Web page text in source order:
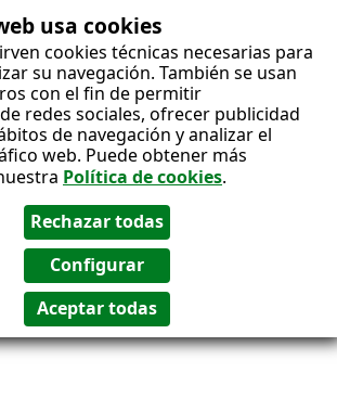
usa cookies
cookies técnicas necesarias para
su navegación. También se usan
con el fin de permitir
redes sociales, ofrecer publicidad
de navegación y analizar el
web. Puede obtener más
Política de cookies.